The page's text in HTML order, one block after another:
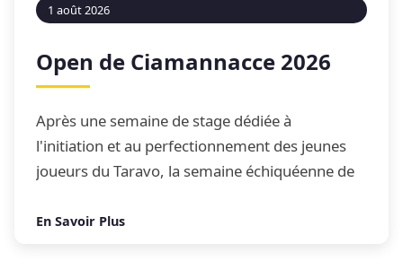
1 août 2026
Open de Ciamannacce 2026
Après une semaine de stage dédiée à
l'initiation et au perfectionnement des jeunes
joueurs du Taravo, la semaine échiquéenne de
Open de blitz
En Savoir Plus